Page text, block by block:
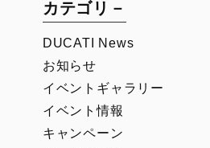
カテゴリ－
DUCATI News
お知らせ
イベントギャラリー
イベント情報
キャンペーン